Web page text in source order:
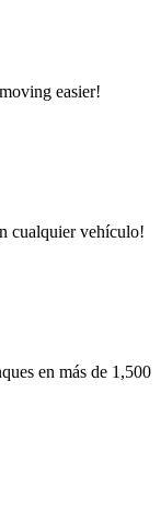
easier!
cualquier vehículo!
en más de 1,500